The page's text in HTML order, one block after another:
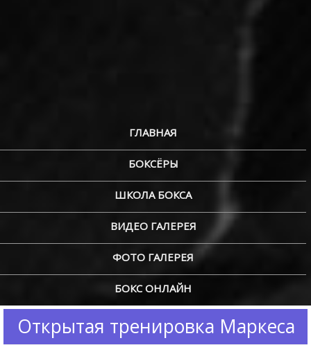
ГЛАВНАЯ
БОКСЁРЫ
ШКОЛА БОКСА
ВИДЕО ГАЛЕРЕЯ
ФОТО ГАЛЕРЕЯ
БОКС ОНЛАЙН
Открытая тренировка Маркеса